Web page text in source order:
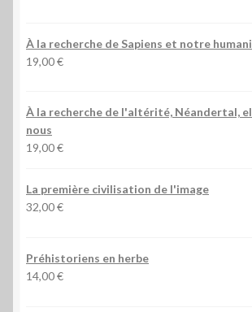
À la recherche de Sapiens et notre
19,00€
À la recherche de l'altérité, Néandertal,
nous
19,00€
La première civilisation de l'image
32,00€
Préhistoriens en herbe
14,00€